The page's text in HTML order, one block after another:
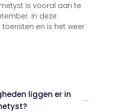
is vooral aan te
In deze
en is het weer
liggen er in